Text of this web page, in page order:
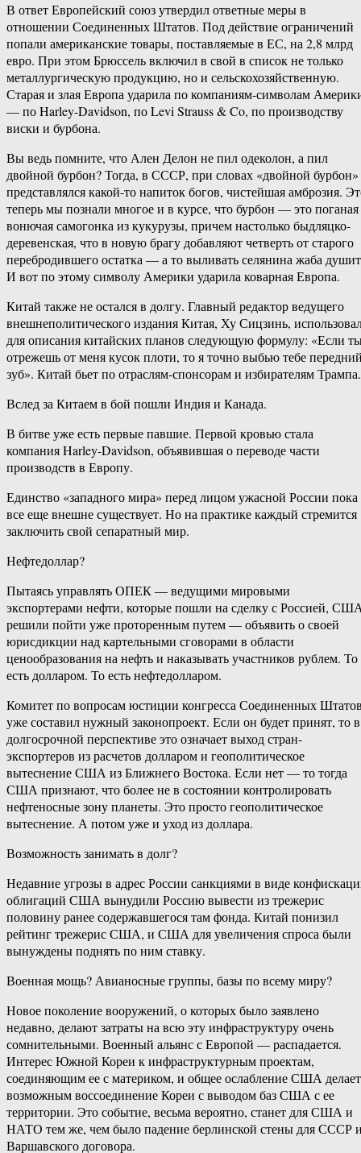
В ответ Европейский союз утвердил ответные меры в
отношении Соединенных Штатов. Под действие ограничений
попали американские товары, поставляемые в ЕС, на 2,8 млрд
евро. При этом Брюссель включил в свой в список не только
металлургическую продукцию, но и сельскохозяйственную.
Старая и злая Европа ударила по компаниям-символам
— по Harley-Davidson, по Levi Strauss & Co, по производству
виски и бурбона.
Вы ведь помните, что Ален Делон не пил одеколон, а пил
двойной бурбон? Тогда, в СССР, при словах «двойной бурбон»
представлялся какой-то напиток богов, чистейшая амброзия.
теперь мы познали многое и в курсе, что бурбон — это поганая
вонючая самогонка из кукурузы, причем настолько быдляцко-
деревенская, что в новую брагу добавляют четверть от старого
перебродившего остатка — а то выливать селянина жаба
И вот по этому символу Америки ударила коварная Европа.
Китай также не остался в долгу. Главный редактор ведущего
внешнеполитического издания Китая, Ху Сицзинь,
для описания китайских планов следующую формулу: «Если
отрежешь от меня кусок плоти, то я точно выбью тебе
зуб». Китай бьет по отраслям-спонсорам и избирателям Трампа.
Вслед за Китаем в бой пошли Индия и Канада.
В битве уже есть первые павшие. Первой кровью стала
компания Harley-Davidson, объявившая о переводе части
производств в Европу.
Единство «западного мира» перед лицом ужасной России пока
все еще внешне существует. Но на практике каждый стремится
заключить свой сепаратный мир.
Нефтедоллар?
Пытаясь управлять ОПЕК — ведущими мировыми
экспортерами нефти, которые пошли на сделку с Россией,
решили пойти уже проторенным путем — объявить о своей
юрисдикции над картельными сговорами в области
ценообразования на нефть и наказывать участников рублем. То
есть долларом. То есть нефтедолларом.
Комитет по вопросам юстиции конгресса Соединенных
уже составил нужный законопроект. Если он будет принят, то в
долгосрочной перспективе это означает выход стран-
экспортеров из расчетов долларом и геополитическое
вытеснение США из Ближнего Востока. Если нет — то тогда
США признают, что более не в состоянии контролировать
нефтеносные зону планеты. Это просто геополитическое
вытеснение. А потом уже и уход из доллара.
Возможность занимать в долг?
Недавние угрозы в адрес России санкциями в виде
облигаций США вынудили Россию вывести из трежерис
половину ранее содержавшегося там фонда. Китай понизил
рейтинг трежерис США, и США для увеличения спроса были
вынуждены поднять по ним ставку.
Военная мощь? Авианосные группы, базы по всему миру?
Новое поколение вооружений, о которых было заявлено
недавно, делают затраты на всю эту инфраструктуру очень
сомнительными. Военный альянс с Европой — распадается.
Интерес Южной Кореи к инфраструктурным проектам,
соединяющим ее с материком, и общее ослабление США делает
возможным воссоединение Кореи с выводом баз США с ее
территории. Это событие, весьма вероятно, станет для США и
НАТО тем же, чем было падение берлинской стены для СССР
Варшавского договора.